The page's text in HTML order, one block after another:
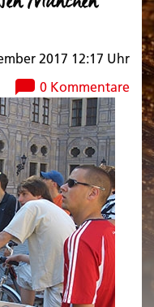
2017 12:17 Uhr
0 Kommentare